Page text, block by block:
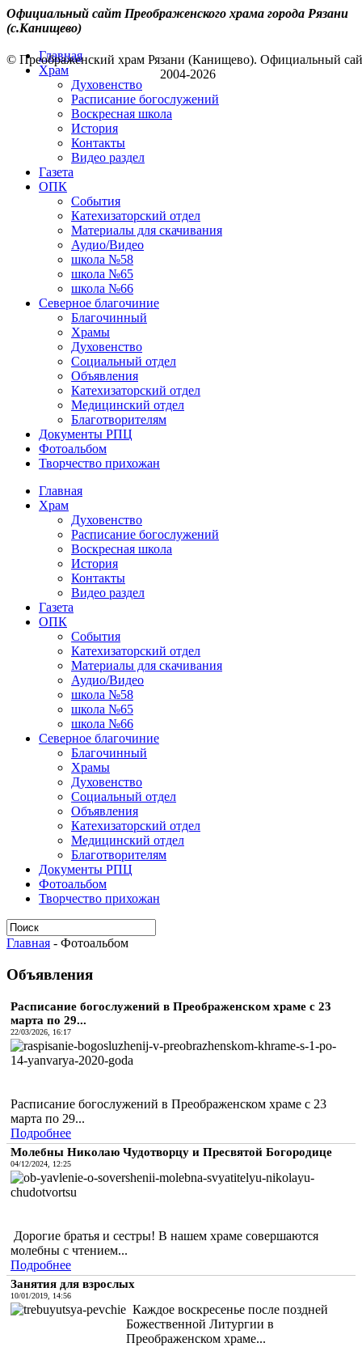
Официальный сайт Преображенского храма города Рязани
(с.Канищево)
Главная
Храм
Духовенство
Расписание богослужений
Воскресная школа
История
Контакты
Видео раздел
Газета
ОПК
События
Катехизаторский отдел
Материалы для скачивания
Аудио/Видео
школа №58
школа №65
школа №66
Северное благочиние
Благочинный
Храмы
Духовенство
Социальный отдел
Объявления
Катехизаторский отдел
Медицинский отдел
Благотворителям
Документы РПЦ
Фотоальбом
Творчество прихожан
Главная
Храм
Духовенство
Расписание богослужений
Воскресная школа
История
Контакты
Видео раздел
Газета
ОПК
События
Катехизаторский отдел
Материалы для скачивания
Аудио/Видео
школа №58
школа №65
школа №66
Северное благочиние
Благочинный
Храмы
Духовенство
Социальный отдел
Объявления
Катехизаторский отдел
Медицинский отдел
Благотворителям
Документы РПЦ
Фотоальбом
Творчество прихожан
Главная - Фотоальбом
Объявления
Расписание богослужений в Преображенском храме с 23
марта по 29...
22/03/2026, 16:17
Расписание богослужений в Преображенском храме с 23
марта по 29...
Подробнее
Молебны Николаю Чудотворцу и Пресвятой Богородице
04/12/2024, 12:25
Дорогие братья и сестры! В нашем храме совершаются
молебны с чтением...
Подробнее
Занятия для взрослых
10/01/2019, 14:56
Каждое воскресенье после поздней
Божественной Литургии в
Преображенском храме...
© Преображенский храм Рязани (Канищево). Официальный
2004-2026